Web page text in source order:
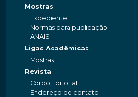
Mostras
Expediente
Normas para publicação
ANAIS
Ligas Acadêmicas
Mostras
Revista
Corpo Editorial
Endereço de contato